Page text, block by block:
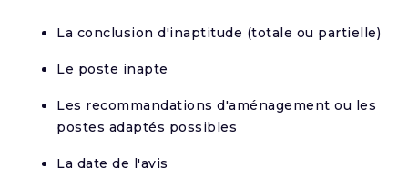
La conclusion d'inaptitude (totale ou partielle)
Le poste inapte
Les recommandations d'aménagement ou les
postes adaptés possibles
La date de l'avis